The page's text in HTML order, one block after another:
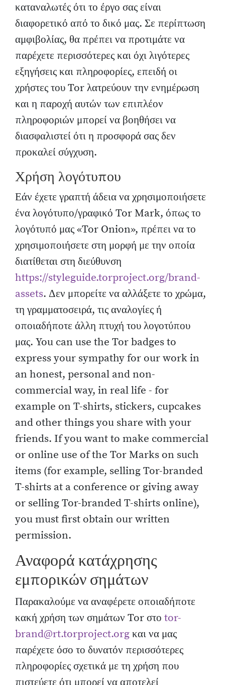
καταναλωτές ότι το έργο σας είναι
διαφορετικό από το δικό μας. Σε περίπτωση
αμφιβολίας, θα πρέπει να προτιμάτε να
παρέχετε περισσότερες και όχι λιγότερες
εξηγήσεις και πληροφορίες, επειδή οι
χρήστες του Tor λατρεύουν την ενημέρωση
και η παροχή αυτών των επιπλέον
πληροφοριών μπορεί να βοηθήσει να
διασφαλιστεί ότι η προσφορά σας δεν
προκαλεί σύγχυση.
Χρήση λογότυπου
Εάν έχετε γραπτή άδεια να χρησιμοποιήσετε
ένα λογότυπο/γραφικό Tor Mark, όπως το
λογότυπό μας «Tor Onion», πρέπει να το
χρησιμοποιήσετε στη μορφή με την οποία
διατίθεται στη διεύθυνση
https://styleguide.torproject.org/brand-
assets. Δεν μπορείτε να αλλάξετε το χρώμα,
τη γραμματοσειρά, τις αναλογίες ή
οποιαδήποτε άλλη πτυχή του λογοτύπου
μας. You can use the Tor badges to
express your sympathy for our work in
an honest, personal and non-
commercial way, in real life - for
example on T-shirts, stickers, cupcakes
and other things you share with your
friends. If you want to make commercial
or online use of the Tor Marks on such
items (for example, selling Tor-branded
T-shirts at a conference or giving away
or selling Tor-branded T-shirts online),
you must first obtain our written
permission.
Αναφορά κατάχρησης
εμπορικών σημάτων
Παρακαλούμε να αναφέρετε οποιαδήποτε
κακή χρήση των σημάτων Tor στο tor-
brand@rt.torproject.orgκαι να μας
παρέχετε όσο το δυνατόν περισσότερες
πληροφορίες σχετικά με τη χρήση που
πιστεύετε ότι μπορεί να αποτελεί